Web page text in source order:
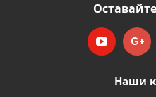
Наши